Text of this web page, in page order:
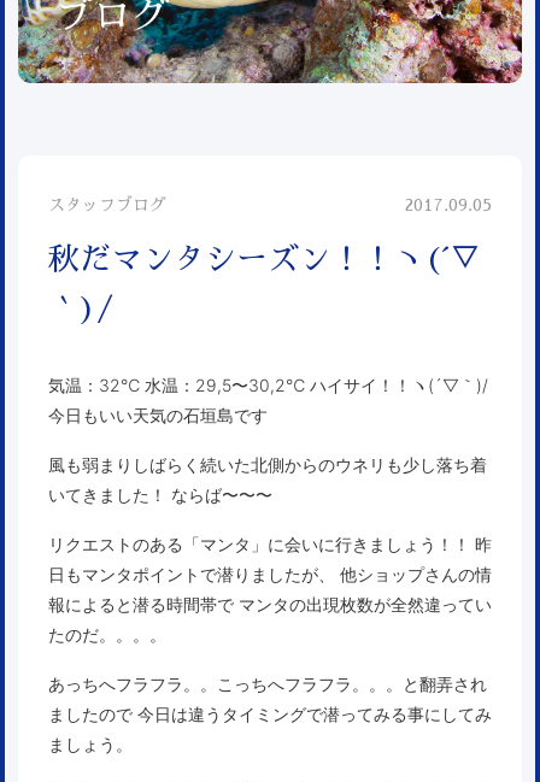
ブログ
スタッフブログ 2017.09.05
秋だマンタシーズン！！ヽ(´▽
｀)/
気温：32℃ 水温：29,5〜30,2℃ ハイサイ！！ヽ(´▽｀)/
今日もいい天気の石垣島です
風も弱まりしばらく続いた北側からのウネリも少し落ち着
いてきました！ ならば〜〜〜
リクエストのある「マンタ」に会いに行きましょう！！ 昨
日もマンタポイントで潜りましたが、 他ショップさんの情
報によると潜る時間帯で マンタの出現枚数が全然違ってい
たのだ。。。。
あっちへフラフラ。。こっちへフラフラ。。。と翻弄され
ましたので 今日は違うタイミングで潜ってみる事にしてみ
ましょう。